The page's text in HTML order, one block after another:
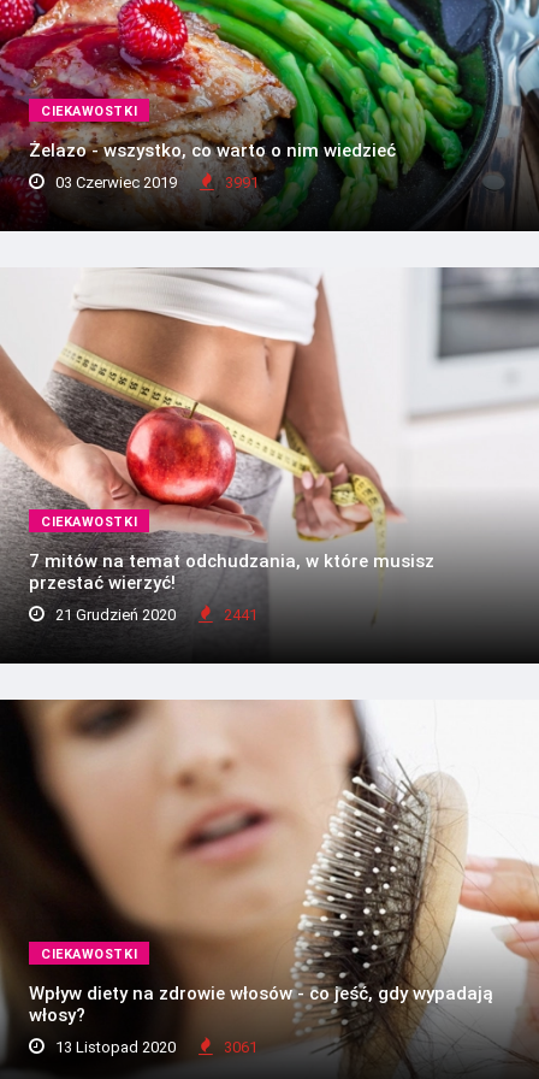
CIEKAWOSTKI
Żelazo - wszystko, co warto o nim wiedzieć
03 Czerwiec 2019 3991
CIEKAWOSTKI
7 mitów na temat odchudzania, w które musisz
przestać wierzyć!
21 Grudzień 2020 2441
CIEKAWOSTKI
Wpływ diety na zdrowie włosów - co jeść, gdy wypadają
włosy?
13 Listopad 2020 3061